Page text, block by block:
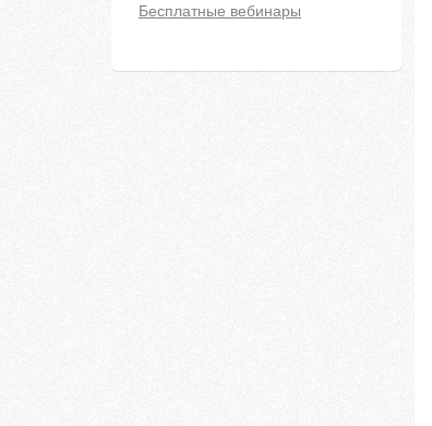
Бесплатные вебинары